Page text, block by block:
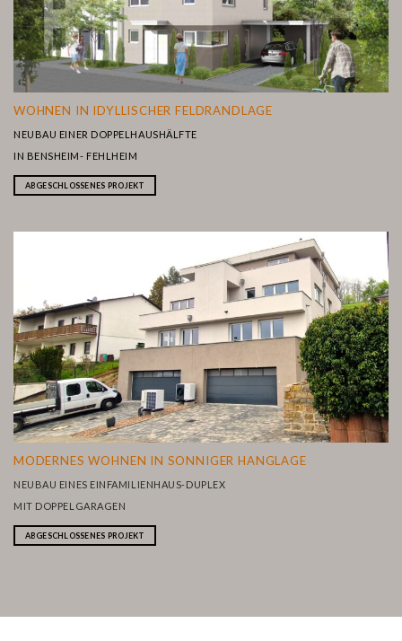
WOHNEN IN IDYLLISCHER FELDRANDLAGE
NEUBAU EINER DOPPELHAUSHÄLFTE
IN BENSHEIM- FEHLHEIM
ABGESCHLOSSENES PROJEKT
MODERNES WOHNEN IN SONNIGER HANGLAGE
NEUBAU EINES EINFAMILIENHAUS-DUPLEX
MIT DOPPELGARAGEN
ABGESCHLOSSENES PROJEKT